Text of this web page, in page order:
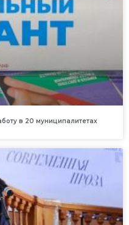
в 20 муниципалитетах